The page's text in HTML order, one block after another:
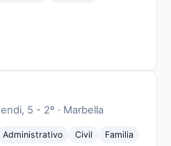
5 - 2º · Marbella
Administrativo Civil
Familia